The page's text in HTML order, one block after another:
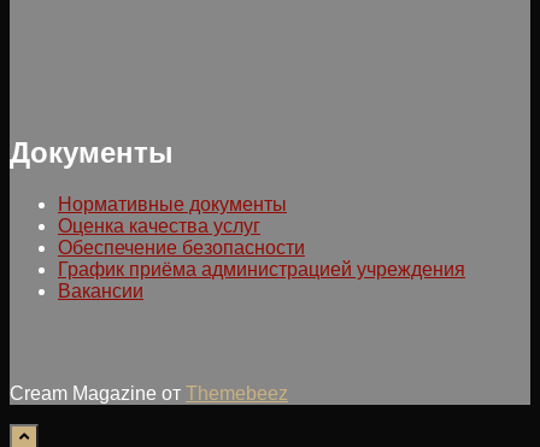
Документы
Нормативные документы
Оценка качества услуг
Обеспечение безопасности
График приёма администрацией учреждения
Вакансии
Cream Magazine от Themebeez